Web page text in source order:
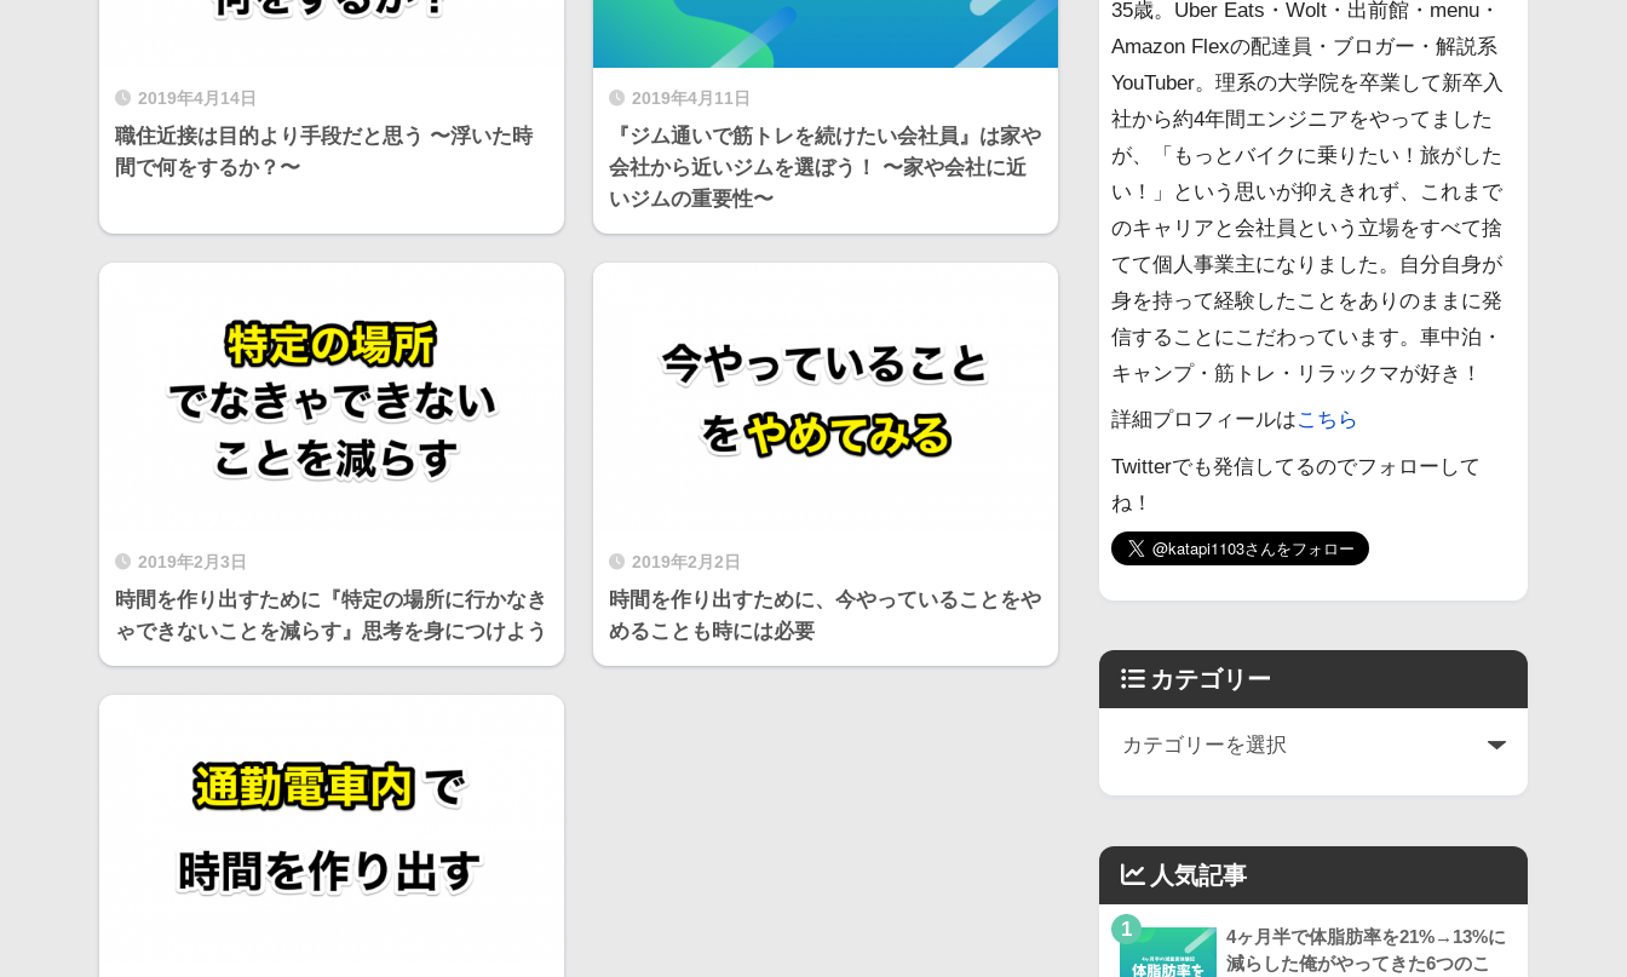
2019年4月14日
職住近接は目的より手段だと思う 〜浮いた時
間で何をするか？〜
2019年4月11日
『ジム通いで筋トレを続けたい会社員』は家や
会社から近いジムを選ぼう！ 〜家や会社に近
いジムの重要性〜
2019年2月3日
時間を作り出すために『特定の場所に行かなき
ゃできないことを減らす』思考を身につけよう
2019年2月2日
時間を作り出すために、今やっていることをや
めることも時には必要
35歳。Uber Eats・Wolt・出前館・menu・
Amazon Flexの配達員・ブロガー・解説系
YouTuber。理系の大学院を卒業して新卒入
社から約4年間エンジニアをやってました
が、「もっとバイクに乗りたい！旅がした
い！」という思いが抑えきれず、これまで
のキャリアと会社員という立場をすべて捨
てて個人事業主になりました。自分自身が
身を持って経験したことをありのままに発
信することにこだわっています。車中泊・
キャンプ・筋トレ・リラックマが好き！
詳細プロフィールはこちら
Twitterでも発信してるのでフォローして
ね！
カテゴリー
人気記事
1
4ヶ月半で体脂肪率を21%→13%に
減らした俺がやってきた6つのこ